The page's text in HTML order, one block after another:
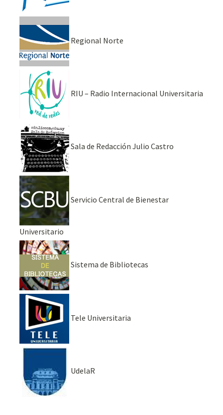
Regional Norte
RIU – Radio Internacional Universitaria
Sala de Redacción Julio Castro
Servicio Central de Bienestar
Universitario
Sistema de Bibliotecas
Tele Universitaria
UdelaR